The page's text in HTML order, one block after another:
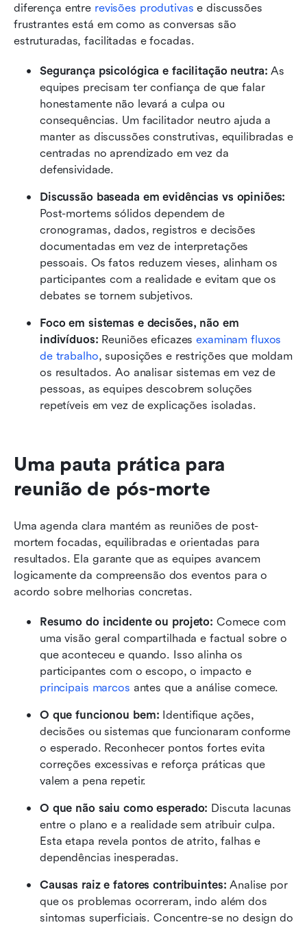
diferença entre revisões produtivas e discussões
frustrantes está em como as conversas são
estruturadas, facilitadas e focadas.
Segurança psicológica e facilitação neutra: As
equipes precisam ter confiança de que falar
honestamente não levará a culpa ou
consequências. Um facilitador neutro ajuda a
manter as discussões construtivas, equilibradas e
centradas no aprendizado em vez da
defensividade.
Discussão baseada em evidências vs opiniões:
Post-mortems sólidos dependem de
cronogramas, dados, registros e decisões
documentadas em vez de interpretações
pessoais. Os fatos reduzem vieses, alinham os
participantes com a realidade e evitam que os
debates se tornem subjetivos.
Foco em sistemas e decisões, não em
indivíduos: Reuniões eficazes examinam fluxos
de trabalho, suposições e restrições que moldam
os resultados. Ao analisar sistemas em vez de
pessoas, as equipes descobrem soluções
repetíveis em vez de explicações isoladas.
Uma pauta prática para
reunião de pós-morte
Uma agenda clara mantém as reuniões de post-
mortem focadas, equilibradas e orientadas para
resultados. Ela garante que as equipes avancem
logicamente da compreensão dos eventos para o
acordo sobre melhorias concretas.
Resumo do incidente ou projeto: Comece com
uma visão geral compartilhada e factual sobre o
que aconteceu e quando. Isso alinha os
principais marcos antes que a análise comece.
O que funcionou bem: Identifique ações,
decisões ou sistemas que funcionaram conforme
o esperado. Reconhecer pontos fortes evita
correções excessivas e reforça práticas que
valem a pena repetir.
O que não saiu como esperado: Discuta lacunas
entre o plano e a realidade sem atribuir culpa.
Esta etapa revela pontos de atrito, falhas e
dependências inesperadas.
Causas raiz e fatores contribuintes: Analise por
que os problemas ocorreram, indo além dos
sintomas superficiais. Concentre-se no design do